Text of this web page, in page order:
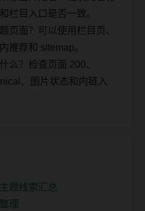
栏目入口是否一致。
页面？可以使用栏目页、
推荐和 sitemap。
么？检查页面 200、
、图片状态和内链入
题线索汇总
理